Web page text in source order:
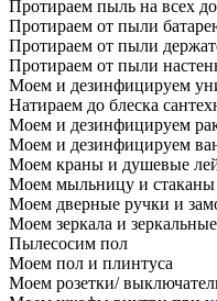
Протираем пыль на всех
Протираем от пыли
Протираем от пыли
Протираем от пыли
Моем и дезинфицируем
Натираем до блеска
Моем и дезинфицируем
Моем и дезинфицируем
Моем краны и душевые
Моем мыльницу и
Моем дверные ручки и
Моем зеркала и
Пылесосим пол
Моем пол и плинтуса
Моем розетки/